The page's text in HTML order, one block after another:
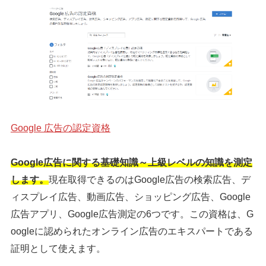
Google 広告の認定資格
Google広告に関する基礎知識～上級レベルの知識を測定
します。現在取得できるのはGoogle広告の検索広告、デ
ィスプレイ広告、動画広告、ショッピング広告、Google
広告アプリ、Google広告測定の6つです。この資格は、G
oogleに認められたオンライン広告のエキスパートである
証明として使えます。